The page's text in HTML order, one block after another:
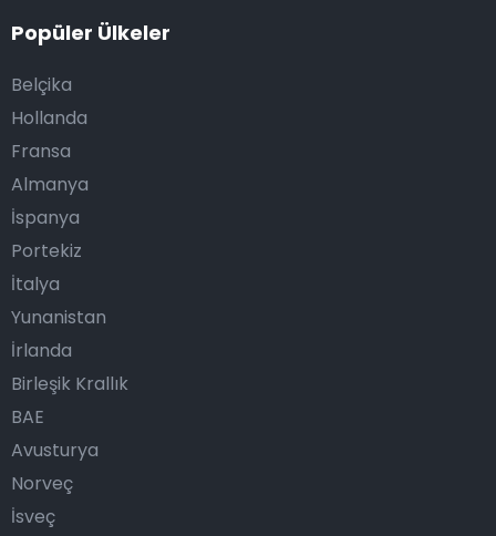
Popüler Ülkeler
Belçika
Hollanda
Fransa
Almanya
İspanya
Portekiz
İtalya
Yunanistan
İrlanda
Birleşik Krallık
BAE
Avusturya
Norveç
İsveç